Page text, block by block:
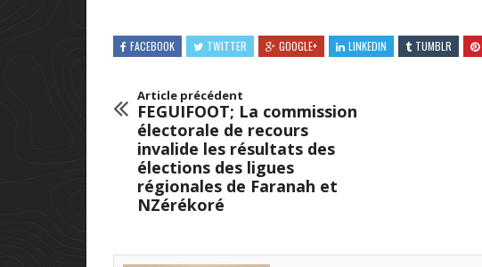
FACEBOOK TWITTER GOOGLE+ LINKEDIN TUMBLR
Article précédent
FEGUIFOOT; La commission
électorale de recours
invalide les résultats des
élections des ligues
régionales de Faranah et
NZérékoré